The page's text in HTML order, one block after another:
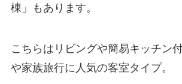
棟」もあります。
こちらはリビングや簡易キッチン
や家族旅行に人気の客室タイプ。